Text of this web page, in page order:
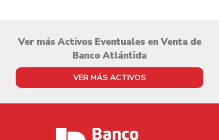
Ver más Activos Eventuales en Venta de
Banco Atlántida
VER MÁS ACTIVOS